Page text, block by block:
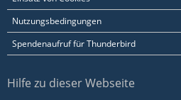
Nutzungsbedingungen
Spendenaufruf für Thunderbird
Hilfe zu dieser Webseite